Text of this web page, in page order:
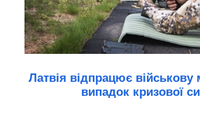
Латвія відпрацює військову
випадок кризової